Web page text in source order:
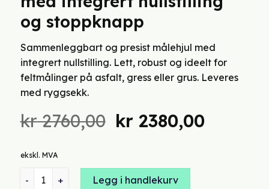
og stoppknapp
Sammenleggbart og presist målehjul med
integrert nullstilling. Lett, robust og ideelt for
feltmålinger på asfalt, gress eller grus. Leveres
med ryggsekk.
kr2760,00 Opprinnelig
kr 2760,00.
kr 2380,00
ekskl. MVA
NESTLE RT-08 målehjul med integrert nullstilling og
Legg i handlekurv